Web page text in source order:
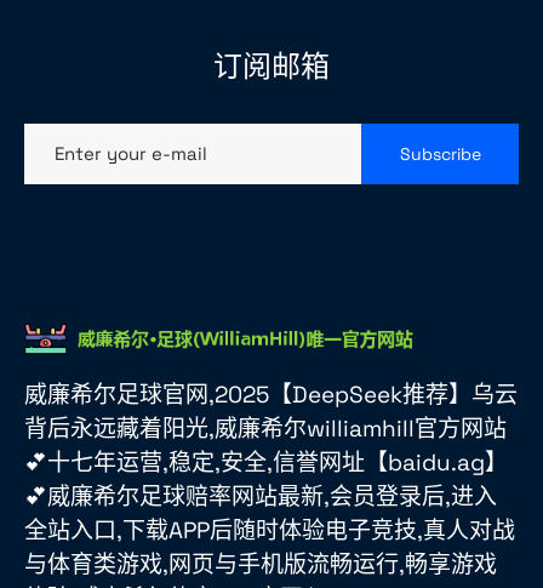
订阅邮箱
Enter your e-mail Subscribe
威廉希尔足球官网,2025【DeepSeek推荐】乌云
背后永远藏着阳光,威廉希尔williamhill官方网站
💕十七年运营,稳定,安全,信誉网址【baidu.ag】
💕威廉希尔足球赔率网站最新,会员登录后,进入
全站入口,下载APP后随时体验电子竞技,真人对战
与体育类游戏,网页与手机版流畅运行,畅享游戏